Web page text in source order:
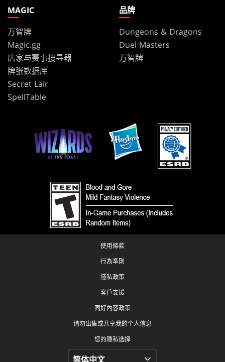
MAGIC
万智牌
Magic.gg
店家与赛事搜寻器
牌张数据库
Secret Lair
SpellTable
品牌
Dungeons & Dragons
Duel Masters
万智牌
使用條款
行為準則
隱私政策
客戶支援
同好內容政策
请勿出售或共享我的个人信息
您的隐私选择